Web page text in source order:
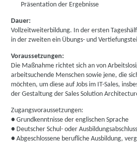
Präsentation der Ergebnisse
Dauer:
Vollzeitweiterbildung. In der ersten
in der zweiten ein Übungs- und
Voraussetzungen:
Die Maßnahme richtet sich an von
arbeitsuchende Menschen sowie jene, die
möchten, um diese auf Jobs im IT-Sales,
der Gestaltung der Sales Solution
Zugangsvoraussetzungen:
● Grundkenntnisse der englischen Sprache
● Deutscher Schul- oder
● Abgeschlossene berufliche Ausbildung,